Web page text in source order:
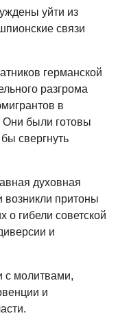
уйти из
связи
германской
разгрома
в
были готовы
свергнуть
духовная
возникли притоны
о гибели советской
и
с молитвами,
и